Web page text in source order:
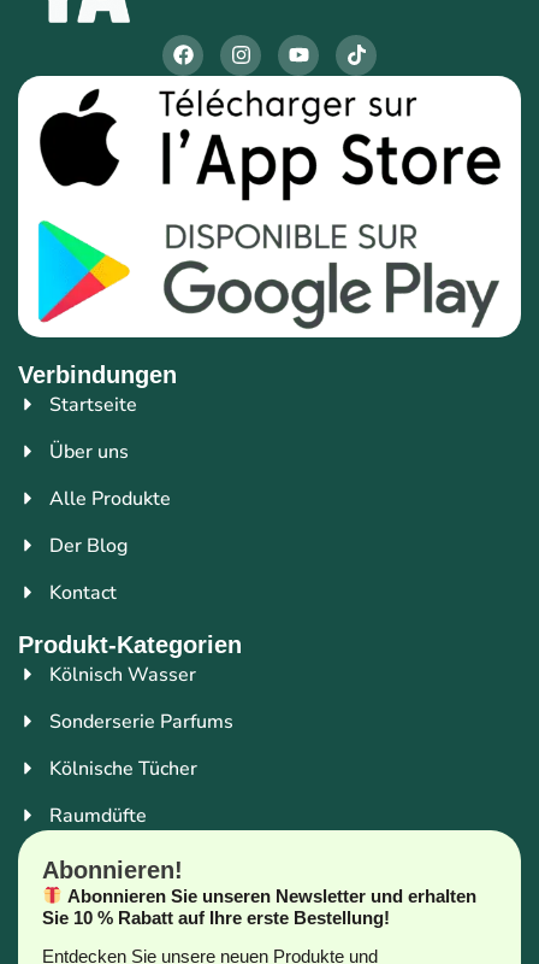
Verbindungen
Startseite
Über uns
Alle Produkte
Der Blog
Kontact
Produkt-Kategorien
Kölnisch Wasser
Sonderserie Parfums
Kölnische Tücher
Raumdüfte
Abonnieren!
Abonnieren Sie unseren Newsletter und erhalten
Sie 10 % Rabatt auf Ihre erste Bestellung!
Entdecken Sie unsere neuen Produkte und